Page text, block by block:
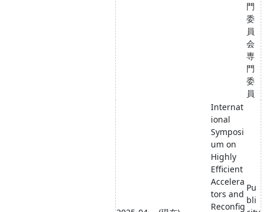
門
委
員
会
専
門
委
員
Internat
ional
Symposi
um on
Highly
Efficient
Accelera
tors and
Reconfig
Pu
bli